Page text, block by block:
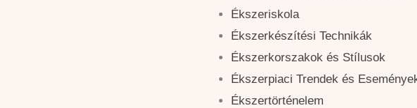
Ékszeriskola
Ékszerkészítési Technikák
Ékszerkorszakok és Stílusok
Ékszerpiaci Trendek és
Ékszertörténelem